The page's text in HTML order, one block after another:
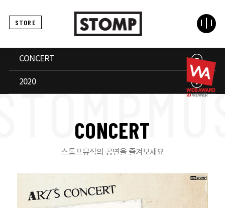
STORE
CONCERT
2020
CONCERT
스톰프뮤직의 공연을 즐겨보세요